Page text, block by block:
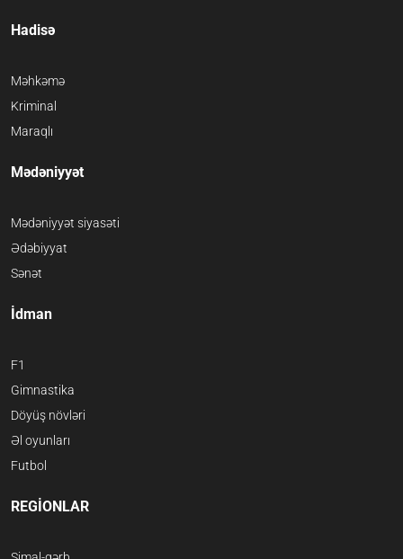
Hadisə
Məhkəmə
Kriminal
Maraqlı
Mədəniyyət
Mədəniyyət siyasəti
Ədəbiyyat
Sənət
İdman
F1
Gimnastika
Döyüş növləri
Əl oyunları
Futbol
REGİONLAR